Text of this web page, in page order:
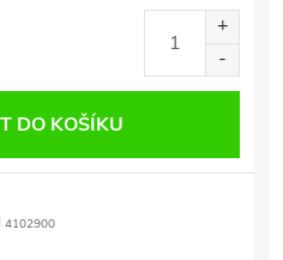
DO KOŠÍKU
4102900